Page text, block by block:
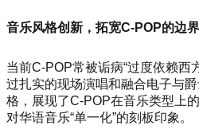
音乐风格创新，拓宽C-POP的边界
当前C-POP常被诟病“过度依赖西
过扎实的现场演唱和融合电子与
格，展现了C-POP在音乐类型上
对华语音乐“单一化”的刻板印象。